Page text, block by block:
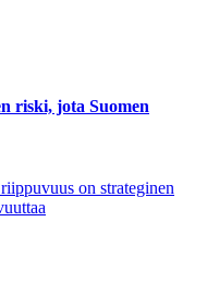
riski, jota Suomen
on strateginen